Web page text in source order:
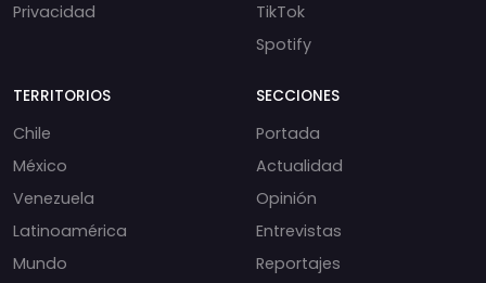
Privacidad
TikTok
Spotify
TERRITORIOS
Chile
México
Venezuela
Latinoamérica
Mundo
SECCIONES
Portada
Actualidad
Opinión
Entrevistas
Reportajes